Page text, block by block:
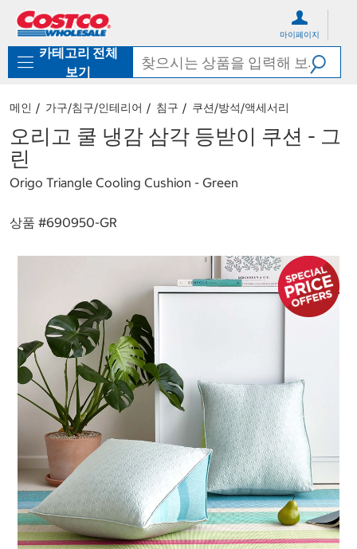
로
기
가
마이페이지
카테고리 전체
보기
메인 가구/침구/인테리어 침구 쿠션/방석/액세서리
오리고 쿨 냉감 삼각 등받이 쿠션 - 그
린
Origo Triangle Cooling Cushion - Green
상품 #690950-GR